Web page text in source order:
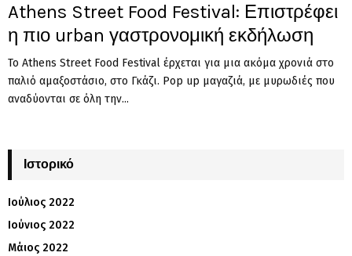
Athens Street Food Festival: Επιστρέφει
η πιο urban γαστρονομική εκδήλωση
Το Athens Street Food Festival έρχεται για μια ακόμα χρονιά στο
παλιό αμαξοστάσιο, στο Γκάζι. Pop up μαγαζιά, με μυρωδιές που
αναδύονται σε όλη την...
Ιστορικό
Ιούλιος 2022
Ιούνιος 2022
Μάιος 2022